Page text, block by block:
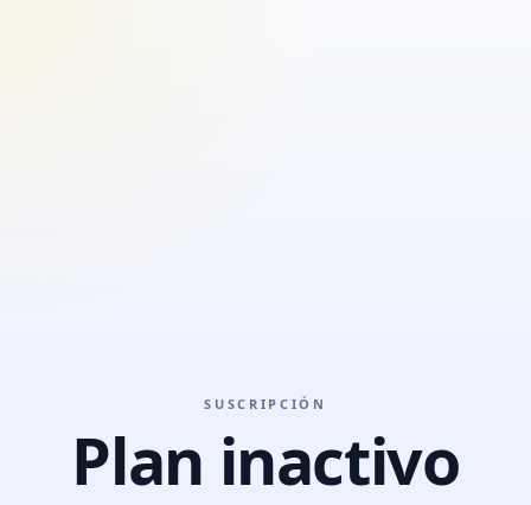
SUSCRIPCIÓN
Plan inactivo